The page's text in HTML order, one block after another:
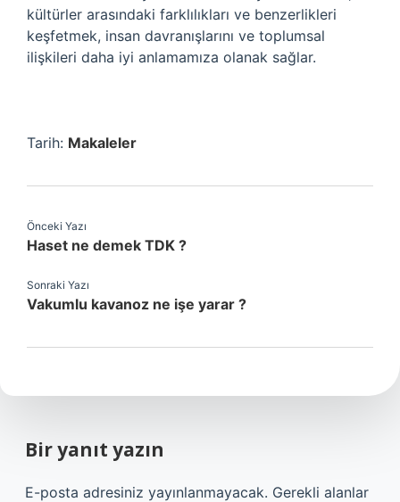
kültürler arasındaki farklılıkları ve benzerlikleri
keşfetmek, insan davranışlarını ve toplumsal
ilişkileri daha iyi anlamamıza olanak sağlar.
Tarih: Makaleler
Önceki Yazı
Haset ne demek TDK ?
Sonraki Yazı
Vakumlu kavanoz ne işe yarar ?
Bir yanıt yazın
E-posta adresiniz yayınlanmayacak. Gerekli alanlar